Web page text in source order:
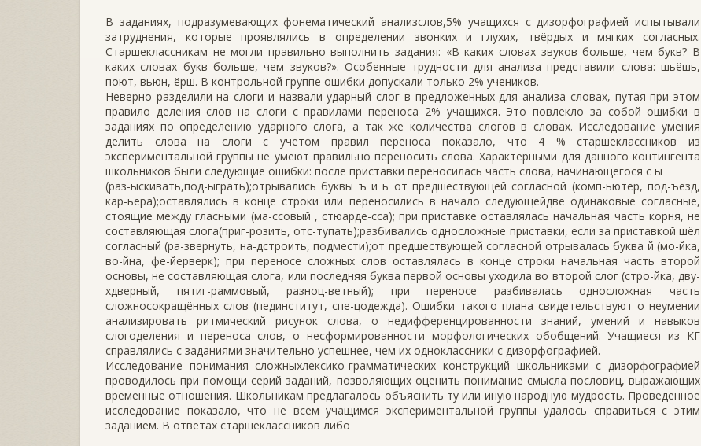
В заданиях, подразумевающих фонематический анализслов,5% учащихся с дизорфографией испытывали
затруднения, которые проявлялись в определении звонких и глухих, твёрдых и мягких согласных.
Старшеклассникам не могли правильно выполнить задания: «В каких словах звуков больше, чем букв? В
каких словах букв больше, чем звуков?». Особенные трудности для анализа представили слова: шьёшь,
поют, вьюн, ёрш. В контрольной группе ошибки допускали только 2% учеников.
Неверно разделили на слоги и назвали ударный слог в предложенных для анализа словах, путая при этом
правило деления слов на слоги с правилами переноса 2% учащихся. Это повлекло за собой ошибки в
заданиях по определению ударного слога, а так же количества слогов в словах. Исследование умения
делить слова на слоги с учётом правил переноса показало, что 4 % старшеклассников из
экспериментальной группы не умеют правильно переносить слова. Характерными для данного контингента
школьников были следующие ошибки: после приставки переносилась часть слова, начинающегося с ы
(раз-ыскивать,под-ыграть);отрывались буквы ъ и ь от предшествующей согласной (комп-ьютер, под-ъезд,
кар-ьера);оставлялись в конце строки или переносились в начало следующейдве одинаковые согласные,
стоящие между гласными (ма-ссовый , стюарде-сса); при приставке оставлялась начальная часть корня, не
составляющая слога(приг-розить, отс-тупать);разбивались односложные приставки, если за приставкой шёл
согласный (ра-звернуть, на-дстроить, подмести);от предшествующей согласной отрывалась буква й (мо-йка,
во-йна, фе-йерверк); при переносе сложных слов оставлялась в конце строки начальная часть второй
основы, не составляющая слога, или последняя буква первой основы уходила во второй слог (стро-йка, дву-
хдверный, пятиг-раммовый, разноц-ветный); при переносе разбивалась односложная часть
сложносокращённых слов (пединститут, спе-цодежда). Ошибки такого плана свидетельствуют о неумении
анализировать ритмический рисунок слова, о недифференцированности знаний, умений и навыков
слогоделения и переноса слов, о несформированности морфологических обобщений. Учащиеся из КГ
справлялись с заданиями значительно успешнее, чем их одноклассники с дизорфографией.
Исследование понимания сложныхлексико-грамматических конструкций школьниками с дизорфографией
проводилось при помощи серий заданий, позволяющих оценить понимание смысла пословиц, выражающих
временные отношения. Школьникам предлагалось объяснить ту или иную народную мудрость. Проведенное
исследование показало, что не всем учащимся экспериментальной группы удалось справиться с этим
заданием. В ответах старшеклассников либо